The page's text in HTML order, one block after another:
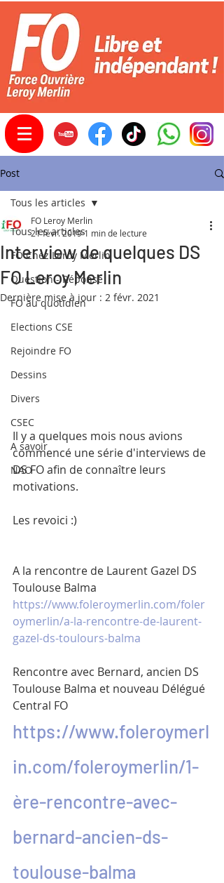
Post
Tous les articles
FO Chez Leroy Merlin
Question - Réponse
FO au quotidien
Elections CSE
Rejoindre FO
Dessins
Divers
CSEC
A savoir
NAO
Tous les articles
Interview de quelques DS
FO Leroy Merlin
FO Leroy Merlin
21 févr. 20191 min de lecture
Dernière mise à jour : 2 févr. 2021
Il y a quelques mois nous avions
commencé une série d'interviews de
DS FO afin de connaître leurs
motivations.
Les revoici :)
A la rencontre de Laurent Gazel DS
Toulouse Balma
https://www.foleroymerlin.com/foler
oymerlin/a-la-rencontre-de-laurent-
gazel-ds-toulours-balma
Rencontre avec Bernard, ancien DS
Toulouse Balma et nouveau Délégué
Central FO
https://www.foleroymerl
in.com/foleroymerlin/1-
ère-rencontre-avec-
bernard-ancien-ds-
toulouse-balma